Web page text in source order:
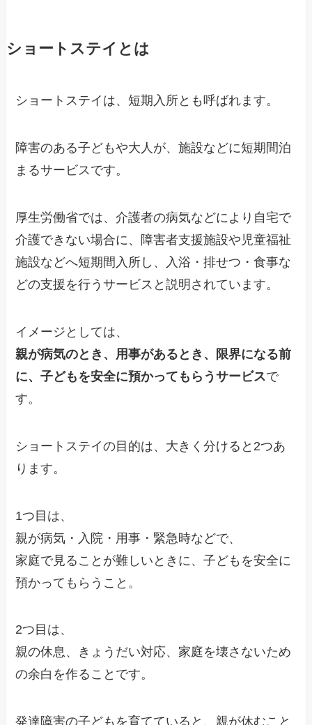
ショートステイとは
ショートステイは、短期入所とも呼ばれます。
障害のある子どもや大人が、施設などに短期間泊
まるサービスです。
厚生労働省では、介護者の病気などにより自宅で
介護できない場合に、障害者支援施設や児童福祉
施設などへ短期間入所し、入浴・排せつ・食事な
どの支援を行うサービスと説明されています。
イメージとしては、
親が病気のとき、用事があるとき、限界になる前
に、子どもを安全に預かってもらうサービスで
す。
ショートステイの目的は、大きく分けると2つあ
ります。
1つ目は、
親が病気・入院・用事・緊急時などで、
家庭で見ることが難しいときに、子どもを安全に
預かってもらうこと。
2つ目は、
親の休息、きょうだい対応、家庭を壊さないため
の余白を作ることです。
発達障害の子どもを育てていると、親が休むこと